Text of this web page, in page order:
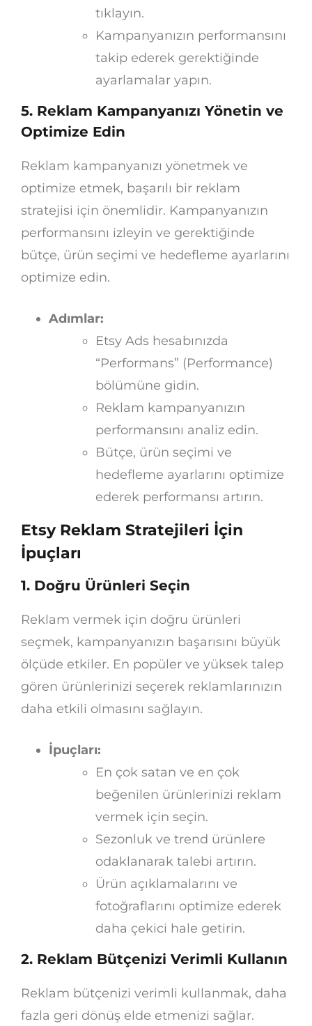
tıklayın.
Kampanyanızın performansını
takip ederek gerektiğinde
ayarlamalar yapın.
5. Reklam Kampanyanızı Yönetin ve
Optimize Edin
Reklam kampanyanızı yönetmek ve
optimize etmek, başarılı bir reklam
stratejisi için önemlidir. Kampanyanızın
performansını izleyin ve gerektiğinde
bütçe, ürün seçimi ve hedefleme ayarlarını
optimize edin.
Adımlar:
Etsy Ads hesabınızda
“Performans” (Performance)
bölümüne gidin.
Reklam kampanyanızın
performansını analiz edin.
Bütçe, ürün seçimi ve
hedefleme ayarlarını optimize
ederek performansı artırın.
Etsy Reklam Stratejileri İçin
İpuçları
1. Doğru Ürünleri Seçin
Reklam vermek için doğru ürünleri
seçmek, kampanyanızın başarısını büyük
ölçüde etkiler. En popüler ve yüksek talep
gören ürünlerinizi seçerek reklamlarınızın
daha etkili olmasını sağlayın.
İpuçları:
En çok satan ve en çok
beğenilen ürünlerinizi reklam
vermek için seçin.
Sezonluk ve trend ürünlere
odaklanarak talebi artırın.
Ürün açıklamalarını ve
fotoğraflarını optimize ederek
daha çekici hale getirin.
2. Reklam Bütçenizi Verimli Kullanın
Reklam bütçenizi verimli kullanmak, daha
fazla geri dönüş elde etmenizi sağlar.